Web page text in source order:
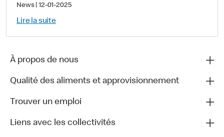
du bien »
News| 12-01-2025
Lire la suite
À propos de nous
Qualité des aliments et approvisionnement
Trouver un emploi
Liens avec les collectivités